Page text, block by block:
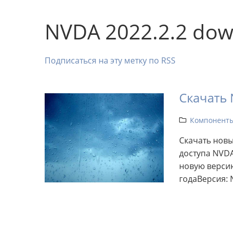
NVDA 2022.2.2
Подписаться на эту метку по RSS
Скачать
Скачать
доступа
новую
годаВерсия: